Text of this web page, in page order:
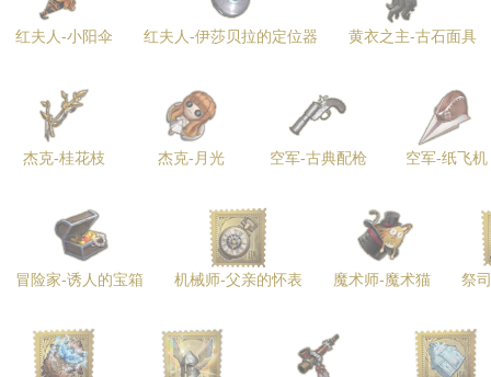
红夫人-小阳伞 红夫人-伊莎贝拉的定位器 黄衣之主-古石面具
杰克-桂花枝 杰克-月光 空军-古典配枪 空军-纸飞机
冒险家-诱人的宝箱 机械师-父亲的怀表 魔术师-魔术猫 祭